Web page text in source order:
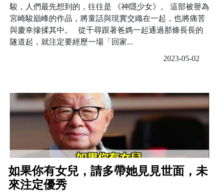
駿，人們最先想到的，往往是 《神隱少女》。 這部被譽為
宮崎駿巔峰的作品，將童話與現實交織在一起，也將痛苦
與慶幸摻揉其中。 從千尋跟著爸媽一起通過那條長長的
隧道起，就注定要經歷一場「回家...
2023-05-02
如果你有女兒，請多帶她見見世面，未
來注定優秀